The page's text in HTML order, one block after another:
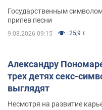
Государственным
припев песни
9.08.2026 09:15 25,9 т.
Александру
трех детях секс-
выглядят
Несмотря на развитие